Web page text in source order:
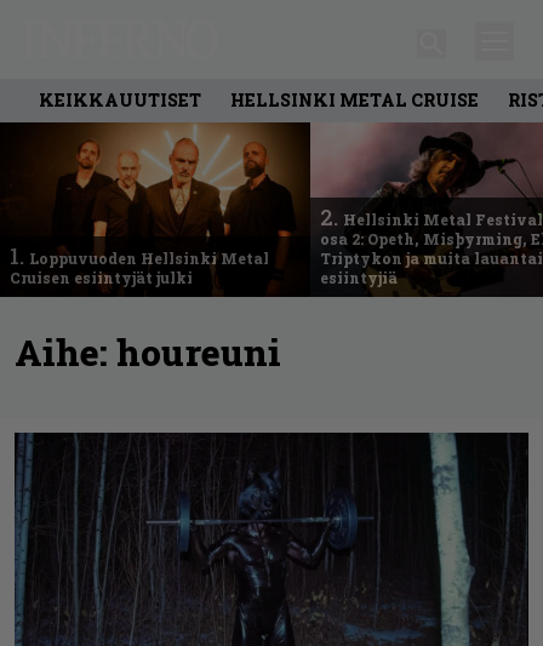
KEIKKAUUTISET HELLSINKI METAL CRUISE
1. Loppuvuoden Hellsinki Metal
Cruisen esiintyjät julki
2. Hellsinki Metal
osa 2: Opeth, Misþyrming,
Triptykon ja muita
esiintyjiä
Aihe: houreuni